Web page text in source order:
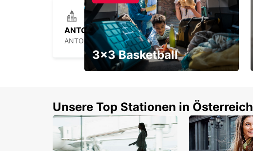
ANTOFAGASTA BRANCH
ANTOFAGASTA - CHILE
3x3 Basketball
Unsere Top Stationen in Österreich